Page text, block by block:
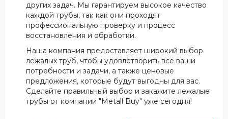
других задач. Мы гарантируем высокое качество
каждой трубы, так как они проходят
профессиональную проверку и процесс
восстановления и обработки.
Наша компания предоставляет широкий выбор
лежалых труб, чтобы удовлетворить все ваши
потребности и задачи, а также ценовые
предложения, которые будут выгодны для вас.
Сделайте правильный выбор и закажите лежалые
трубы от компании "Metall Buy" уже сегодня!